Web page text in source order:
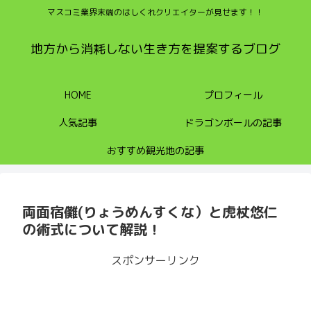
マスコミ業界末端のはしくれクリエイターが見せます！！
地方から消耗しない生き方を提案するブログ
HOME プロフィール
人気記事 ドラゴンボールの記事
おすすめ観光地の記事
両面宿儺(りょうめんすくな）と虎杖悠仁
の術式について解説！
スポンサーリンク